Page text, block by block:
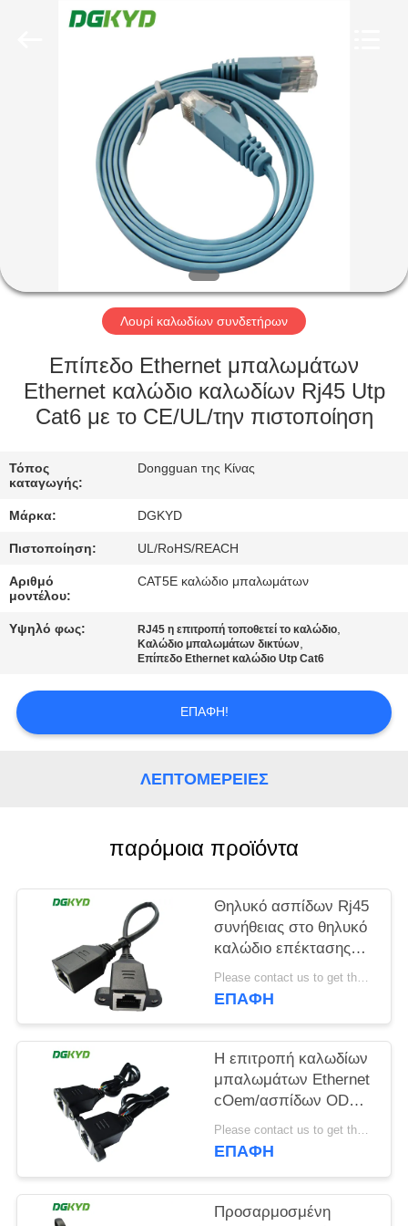
ΠΡΟΪΌΝΤΑ
ΕΜΦΆΝΙΣΗ
ΠΕΡΊΠΟΥ
ΓΎΡΟΣ
ΕΡΓΟΣΤΑΣΊΩΝ
ΠΟΙΟΤΙΚΌΣ
ΈΛΕΓΧΟΣ
ΜΑΣ
ΕΛΆΤΕ
ΣΕ
ΖΗΤΉΣΤΕ
SITEMAP
ΠΟΛΙΤΙΚΉ
ΜΥΣΤΙΚΌΤΗΤΑΣ
Λουρί καλωδίων συνδετήρων
Επίπεδο Ethernet μπαλωμάτων
Ethernet καλώδιο καλωδίων Rj45 Utp
Cat6 με το CE/UL/την πιστοποίηση
Τόπος
καταγωγής:
Dongguan της Κίνας
Μάρκα: DGKYD
Πιστοποίηση: UL/RoHS/REACH
Αριθμό
μοντέλου:
CAT5E καλώδιο μπαλωμάτων
Υψηλό φως: RJ45 η επιτροπή τοποθετεί το καλώδιο,
Καλώδιο μπαλωμάτων δικτύων,
Επίπεδο Ethernet καλώδιο Utp Cat6
ΕΠΑΦΉ!
ΛΕΠΤΟΜΈΡΕΙΕΣ
παρόμοια προϊόντα
Θηλυκό ασπίδων Rj45
συνήθειας στο θηλυκό
καλώδιο επέκτασης
Ethernet καλωδιακών
δικτύων Ethernet
Please contact us to get the latest price. MOQ:1pcs
ΕΠΑΦΉ
Η επιτροπή καλωδίων
μπαλωμάτων Ethernet
cOem/ασπίδων ODM
8p8c τοποθετεί το
καλώδιο μπαλωμάτων
Please contact us to get the latest price. MOQ:1pcs
ΕΠΑΦΉ
Προσαρμοσμένη